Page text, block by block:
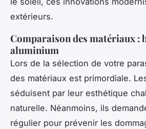
extérieurs.
Comparaison des matériaux :
aluminium
Lors de la sélection de votre
des matériaux est primordiale.
séduisent par leur esthétique
naturelle. Néanmoins, ils
régulier pour prévenir les